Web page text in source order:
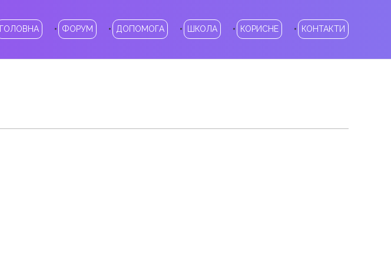
ГОЛОВНА ФОРУМ ДОПОМОГА ШКОЛА КОРИСНЕ КОНТАКТИ